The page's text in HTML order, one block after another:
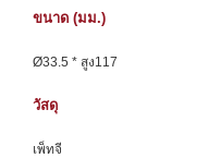
ขนาด (มม.)
Ø33.5 * สูง117
วัสดุ
เพ็ทจี